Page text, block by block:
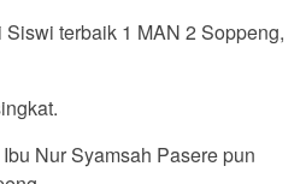
terbaik 1 MAN 2 Soppeng,
Nur Syamsah Pasere pun